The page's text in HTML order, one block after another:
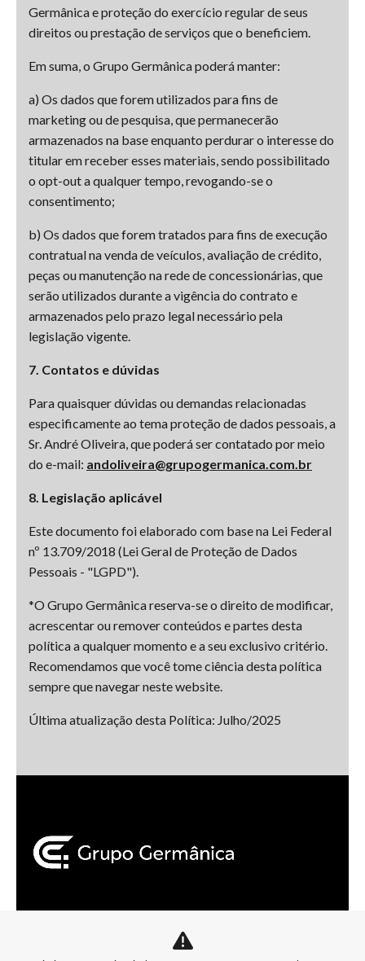
Germânica e proteção do exercício regular de seus
direitos ou prestação de serviços que o beneficiem.
Em suma, o Grupo Germânica poderá manter:
a) Os dados que forem utilizados para fins de
marketing ou de pesquisa, que permanecerão
armazenados na base enquanto perdurar o interesse do
titular em receber esses materiais, sendo possibilitado
o opt-out a qualquer tempo, revogando-se o
consentimento;
b) Os dados que forem tratados para fins de execução
contratual na venda de veículos, avaliação de crédito,
peças ou manutenção na rede de concessionárias, que
serão utilizados durante a vigência do contrato e
armazenados pelo prazo legal necessário pela
legislação vigente.
7. Contatos e dúvidas
Para quaisquer dúvidas ou demandas relacionadas
especificamente ao tema proteção de dados pessoais, a
Sr. André Oliveira, que poderá ser contatado por meio
do e-mail: andoliveira@grupogermanica.com.br
8. Legislação aplicável
Este documento foi elaborado com base na Lei Federal
nº 13.709/2018 (Lei Geral de Proteção de Dados
Pessoais - "LGPD").
*O Grupo Germânica reserva-se o direito de modificar,
acrescentar ou remover conteúdos e partes desta
política a qualquer momento e a seu exclusivo critério.
Recomendamos que você tome ciência desta política
sempre que navegar neste website.
Última atualização desta Política: Julho/2025